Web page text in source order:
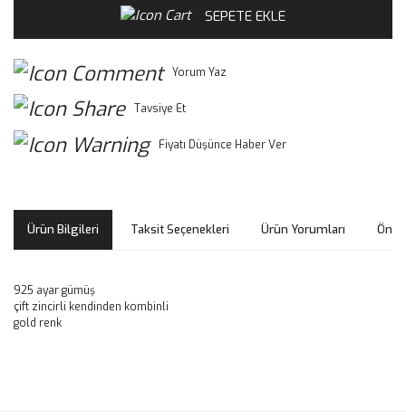
SEPETE EKLE
Yorum Yaz
Tavsiye Et
Fiyatı Düşünce Haber Ver
Ürün Bilgileri Taksit Seçenekleri Ürün Yorumları
925 ayar gümüş
çift zincirli kendinden kombinli
gold renk